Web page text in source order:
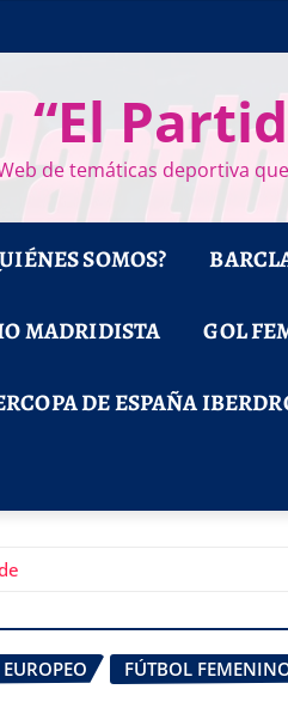
“El
de temáticas deportiva
SOMOS?
MADRIDISTA GOL
DE ESPAÑA
FÚTBOL